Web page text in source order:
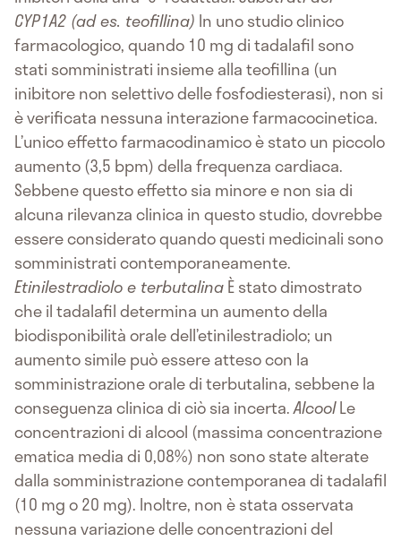
CYP1A2 (ad es. teofillina) In uno studio clinico
farmacologico, quando 10 mg di tadalafil sono
stati somministrati insieme alla teofillina (un
inibitore non selettivo delle fosfodiesterasi), non si
è verificata nessuna interazione farmacocinetica.
L’unico effetto farmacodinamico è stato un piccolo
aumento (3,5 bpm) della frequenza cardiaca.
Sebbene questo effetto sia minore e non sia di
alcuna rilevanza clinica in questo studio, dovrebbe
essere considerato quando questi medicinali sono
somministrati contemporaneamente.
Etinilestradiolo e terbutalinaÈ stato dimostrato
che il tadalafil determina un aumento della
biodisponibilità orale dell’etinilestradiolo; un
aumento simile può essere atteso con la
somministrazione orale di terbutalina, sebbene la
conseguenza clinica di ciò sia incerta.AlcoolLe
concentrazioni di alcool (massima concentrazione
ematica media di 0,08%) non sono state alterate
dalla somministrazione contemporanea di tadalafil
(10 mg o 20 mg). Inoltre, non è stata osservata
nessuna variazione delle concentrazioni del